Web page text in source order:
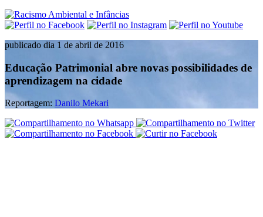
publicado dia 1 de abril de 2016
Educação Patrimonial abre novas possibilidades de
aprendizagem na cidade
Reportagem: Danilo Mekari